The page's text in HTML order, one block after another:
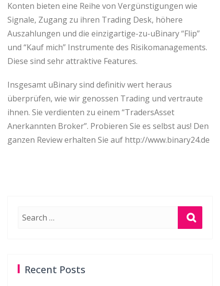
Konten bieten eine Reihe von Vergünstigungen wie
Signale, Zugang zu ihren Trading Desk, höhere
Auszahlungen und die einzigartige-zu-uBinary “Flip”
und “Kauf mich” Instrumente des Risikomanagements.
Diese sind sehr attraktive Features.
Insgesamt uBinary sind definitiv wert heraus
überprüfen, wie wir genossen Trading und vertraute
ihnen. Sie verdienten zu einem “TradersAsset
Anerkannten Broker”. Probieren Sie es selbst aus! Den
ganzen Review erhalten Sie auf http://www.binary24.de
Recent Posts